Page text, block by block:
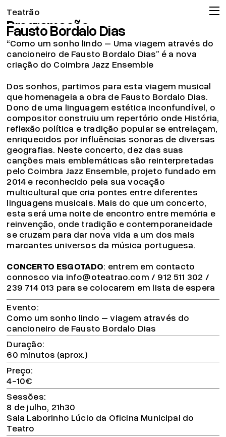
Teatrão
Programação
Companhia
Associação
Circulação
Projeto pedagógico
Arquivo
OMT
Apoios
Bilheteira
© 2026 Teatrão – Companhia de Teatro, Coimbra
19.04.26
Já pode consignar o seu IRS!
Ler mais
Como um sonho lindo | Música de
Fausto Bordalo Dias
“Como um sonho lindo – Uma viagem através do
cancioneiro de Fausto Bordalo Dias” é a nova
criação do Coimbra Jazz Ensemble
Dos sonhos, partimos para esta viagem musical
que homenageia a obra de Fausto Bordalo Dias.
Dono de uma linguagem estética inconfundível, o
compositor construiu um repertório onde História,
reflexão política e tradição popular se entrelaçam,
enriquecidos por influências sonoras de diversas
geografias. Neste concerto, dez das suas
canções mais emblemáticas são reinterpretadas
pelo Coimbra Jazz Ensemble, projeto fundado em
2014 e reconhecido pela sua vocação
multicultural que cria pontes entre diferentes
linguagens musicais. Mais do que um concerto,
esta será uma noite de encontro entre memória e
reinvenção, onde tradição e contemporaneidade
se cruzam para dar nova vida a um dos mais
marcantes universos da música portuguesa.
CONCERTO ESGOTADO: entrem em contacto
connosco via info@oteatrao.com / 912 511 302 /
239 714 013 para se colocarem em lista de espera
Evento
Como um sonho lindo – viagem através do
cancioneiro de Fausto Bordalo Dias
Duração
60 minutos (aprox.)
Preço
4-10€
Sessões
8 de julho, 21h30
Sala Laborinho Lúcio da Oficina Municipal do
Teatro